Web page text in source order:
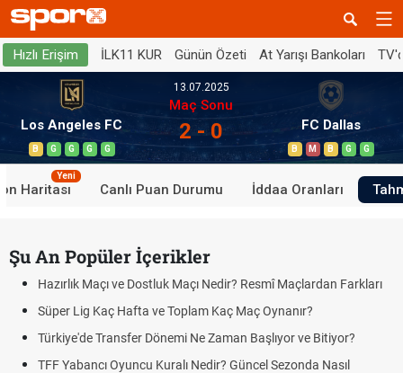
Hızlı Erişim İLK11 KUR Günün Özeti At Yarışı Bankoları
Los Angeles FC
B G G G G
13.07.2025
Maç Sonu
2 - 0 FC Dallas
B M B G G
Haritası
Yeni
Canlı Puan Durumu İddaa Oranları
Şu An Popüler İçerikler
Hazırlık Maçı ve Dostluk Maçı Nedir? Resmî Maçlardan Farkları
Süper Lig Kaç Hafta ve Toplam Kaç Maç Oynanır?
Türkiye'de Transfer Dönemi Ne Zaman Başlıyor ve Bitiyor?
TFF Yabancı Oyuncu Kuralı Nedir? Güncel Sezonda Nasıl